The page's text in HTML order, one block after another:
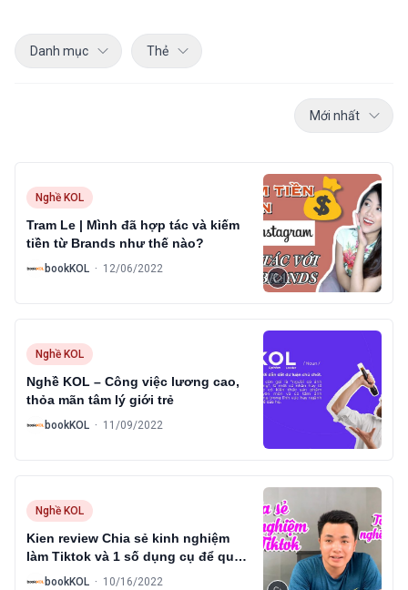
Danh mục Thẻ
Mới nhất
Nghề KOL
Tram Le | Mình đã hợp tác và kiếm
tiền từ Brands như thế nào?
B bookKOL · 12/06/2022
Nghề KOL
Nghề KOL – Công việc lương cao,
thỏa mãn tâm lý giới trẻ
B bookKOL · 11/09/2022
Nghề KOL
Kien review Chia sẻ kinh nghiệm
làm Tiktok và 1 số dụng cụ để quay
video [Phần 1]
B bookKOL · 10/16/2022